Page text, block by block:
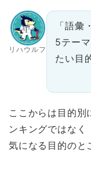
リハウルフ
「語
5テー
たい目
ここからは目的別
ンキングではなく
気になる目的のと